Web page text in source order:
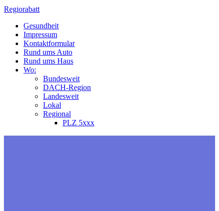
Regiorabatt
Gesundheit
Impressum
Kontaktformular
Rund ums Auto
Rund ums Haus
Wo:
Bundesweit
DACH-Region
Landesweit
Lokal
Regional
PLZ 5xxx